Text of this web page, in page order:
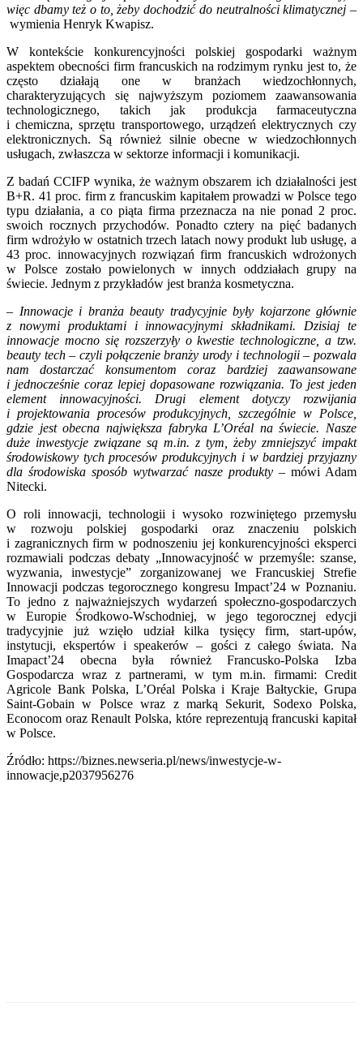
więc dbamy też o to, żeby dochodzić do neutralności klimatycznej –
wymienia Henryk Kwapisz.
W kontekście konkurencyjności polskiej gospodarki ważnym
aspektem obecności firm francuskich na rodzimym rynku jest to, że
często działają one w branżach wiedzochłonnych,
charakteryzujących się najwyższym poziomem zaawansowania
technologicznego, takich jak produkcja farmaceutyczna
i chemiczna, sprzętu transportowego, urządzeń elektrycznych czy
elektronicznych. Są również silnie obecne w wiedzochłonnych
usługach, zwłaszcza w sektorze informacji i komunikacji.
Z badań CCIFP wynika, że ważnym obszarem ich działalności jest
B+R. 41 proc. firm z francuskim kapitałem prowadzi w Polsce tego
typu działania, a co piąta firma przeznacza na nie ponad 2 proc.
swoich rocznych przychodów. Ponadto cztery na pięć badanych
firm wdrożyło w ostatnich trzech latach nowy produkt lub usługę, a
43 proc. innowacyjnych rozwiązań firm francuskich wdrożonych
w Polsce zostało powielonych w innych oddziałach grupy na
świecie. Jednym z przykładów jest branża kosmetyczna.
– Innowacje i branża beauty tradycyjnie były kojarzone głównie
z nowymi produktami i innowacyjnymi składnikami. Dzisiaj te
innowacje mocno się rozszerzyły o kwestie technologiczne, a tzw.
beauty tech – czyli połączenie branży urody i technologii – pozwala
nam dostarczać konsumentom coraz bardziej zaawansowane
i jednocześnie coraz lepiej dopasowane rozwiązania. To jest jeden
element innowacyjności. Drugi element dotyczy rozwijania
i projektowania procesów produkcyjnych, szczególnie w Polsce,
gdzie jest obecna największa fabryka L’Oréal na świecie. Nasze
duże inwestycje związane są m.in. z tym, żeby zmniejszyć impakt
środowiskowy tych procesów produkcyjnych i w bardziej przyjazny
dla środowiska sposób wytwarzać nasze produkty– mówi Adam
Nitecki.
O roli innowacji, technologii i wysoko rozwiniętego przemysłu
w rozwoju polskiej gospodarki oraz znaczeniu polskich
i zagranicznych firm w podnoszeniu jej konkurencyjności eksperci
rozmawiali podczas debaty „Innowacyjność w przemyśle: szanse,
wyzwania, inwestycje” zorganizowanej we Francuskiej Strefie
Innowacji podczas tegorocznego kongresu Impact’24 w Poznaniu.
To jedno z najważniejszych wydarzeń społeczno-gospodarczych
w Europie Środkowo-Wschodniej, w jego tegorocznej edycji
tradycyjnie już wzięło udział kilka tysięcy firm, start-upów,
instytucji, ekspertów i speakerów – gości z całego świata. Na
Imapact’24 obecna była również Francusko-Polska Izba
Gospodarcza wraz z partnerami, w tym m.in. firmami: Credit
Agricole Bank Polska, L’Oréal Polska i Kraje Bałtyckie, Grupa
Saint-Gobain w Polsce wraz z marką Sekurit, Sodexo Polska,
Econocom oraz Renault Polska, które reprezentują francuski kapitał
w Polsce.
Źródło: https://biznes.newseria.pl/news/inwestycje-w-
innowacje,p2037956276